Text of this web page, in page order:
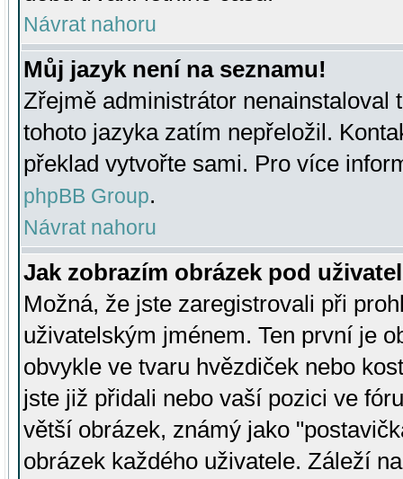
Návrat nahoru
Můj jazyk není na seznamu!
Zřejmě administrátor nenainstaloval
tohoto jazyka zatím nepřeložil.
překlad vytvořte sami. Pro více
phpBB Group.
Návrat nahoru
Jak zobrazím obrázek pod
Možná, že jste zaregistrovali při
uživatelským jménem. Ten první je
obvykle ve tvaru hvězdiček nebo
jste již přidali nebo vaší pozici ve
větší obrázek, známý jako
obrázek každého uživatele. Záleží